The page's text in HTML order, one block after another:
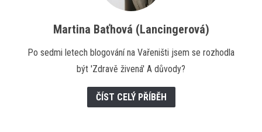
Martina Baťhová (Lancingerová)
Po sedmi letech blogování na Vařeništi jsem se rozhodla
být 'Zdravě živená' A důvody?
ČÍST CELÝ PŘÍBĚH